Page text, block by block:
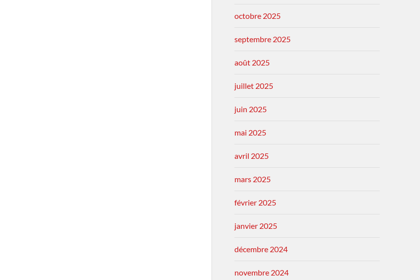
octobre 2025
septembre 2025
août 2025
juillet 2025
juin 2025
mai 2025
avril 2025
mars 2025
février 2025
janvier 2025
décembre 2024
novembre 2024